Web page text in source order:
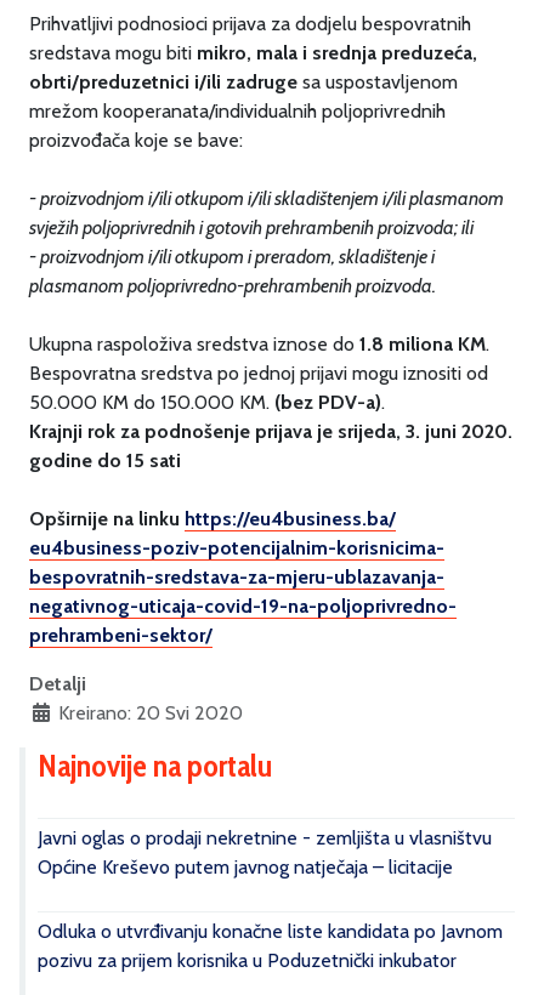
Prihvatljivi podnosioci prijava za dodjelu bespovratnih
sredstava mogu biti mikro, mala i srednja preduzeća,
obrti/preduzetnici i/ili zadruge sa uspostavljenom
mrežom kooperanata/individualnih poljoprivrednih
proizvođača koje se bave:
- proizvodnjom i/ili otkupom i/ili skladištenjem i/ili plasmanom
svježih poljoprivrednih i gotovih prehrambenih proizvoda; ili
- proizvodnjom i/ili otkupom i preradom, skladištenje i
plasmanom poljoprivredno-prehrambenih proizvoda.
Ukupna raspoloživa sredstva iznose do 1.8 miliona KM.
Bespovratna sredstva po jednoj prijavi mogu iznositi od
50.000 KM do 150.000 KM. (bez PDV-a).
Krajnji rok za podnošenje prijava je srijeda, 3. juni 2020.
godine do 15 sati
Opširnije na linku https://eu4business.ba/
eu4business-poziv-potencijalnim-korisnicima-
bespovratnih-sredstava-za-mjeru-ublazavanja-
negativnog-uticaja-covid-19-na-poljoprivredno-
prehrambeni-sektor/
Detalji
Kreirano: 20 Svi 2020
Najnovije na portalu
Javni oglas o prodaji nekretnine - zemljišta u vlasništvu
Općine Kreševo putem javnog natječaja – licitacije
Odluka o utvrđivanju konačne liste kandidata po Javnom
pozivu za prijem korisnika u Poduzetnički inkubator